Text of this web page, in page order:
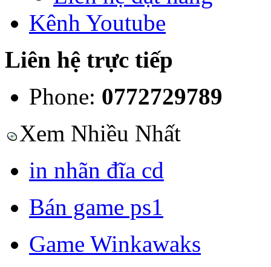
Kênh Youtube
Liên hệ trực tiếp
Phone: 0772729789
Xem Nhiều Nhất
in nhãn đĩa cd
Bán game ps1
Game Winkawaks